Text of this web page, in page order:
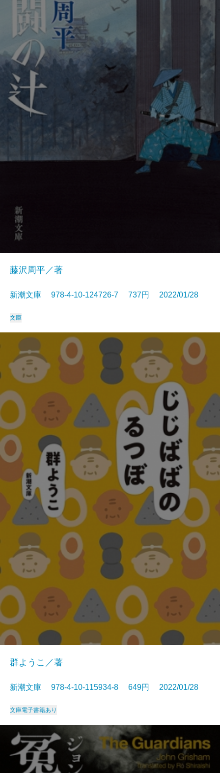
藤沢周平／著
新潮文庫 978-4-10-124726-7 737円 2022/01/28
文庫
群ようこ／著
新潮文庫 978-4-10-115934-8 649円 2022/01/28
文庫電子書籍あり